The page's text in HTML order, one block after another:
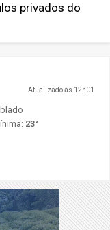
privados do
Atualizado às 12h01
23°